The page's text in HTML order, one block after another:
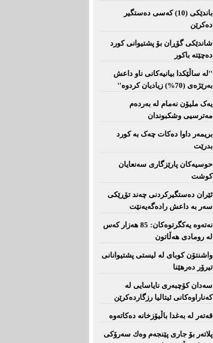
باندێکی (10) کەسى دەستگیر
دەکرێن
شاندێکى گۆڕان بۆ پشتیوانی کورد
دەچێتە باکور
''لە ساڵێکدا بیانیه‌كانی ناو داعش
بەرێژەى (70%) زیادیان کردوە''
یەک ملیۆن نەمام لە بەردەم
مەترسیی وشکبوندان
بریمه‌ر داوا دەکات چەک بە کورد
بدرێت
حوسیەکان پارێزگارى سەنعایان
کوشت
ئێران دەستگیرکردنى چه‌ند تۆڕێكی‌
سه‌ر به‌ داعش رادەگەیەنێت
نەتەوە یەكگرتوەكان: 85 هەزار كەس
لە رومادی هەڵاتون
واشنتۆن كوبای لە لیستی پشتیوانانی
تیرۆر دەرهێنا
سەدان كۆچبەری نایاسایی لە
كەناراوەكانی ئیتالیا رزگاردەكرێن
قەتەر لە بەغدا باڵیۆزخانە دەكاتەوە
پلاتەر بۆ جاری پێنجەم وەك سەرۆكی